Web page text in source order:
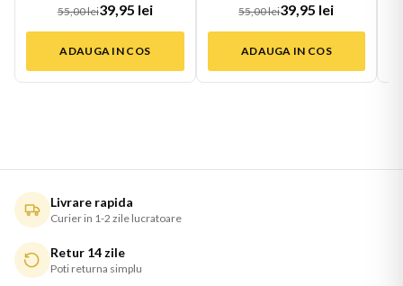
55,00 lei39,95 lei
ADAUGA IN COS
55,00 lei39,95 lei
ADAUGA IN COS
Livrare rapida
Curier in 1-2 zile lucratoare
Retur 14 zile
Poti returna simplu